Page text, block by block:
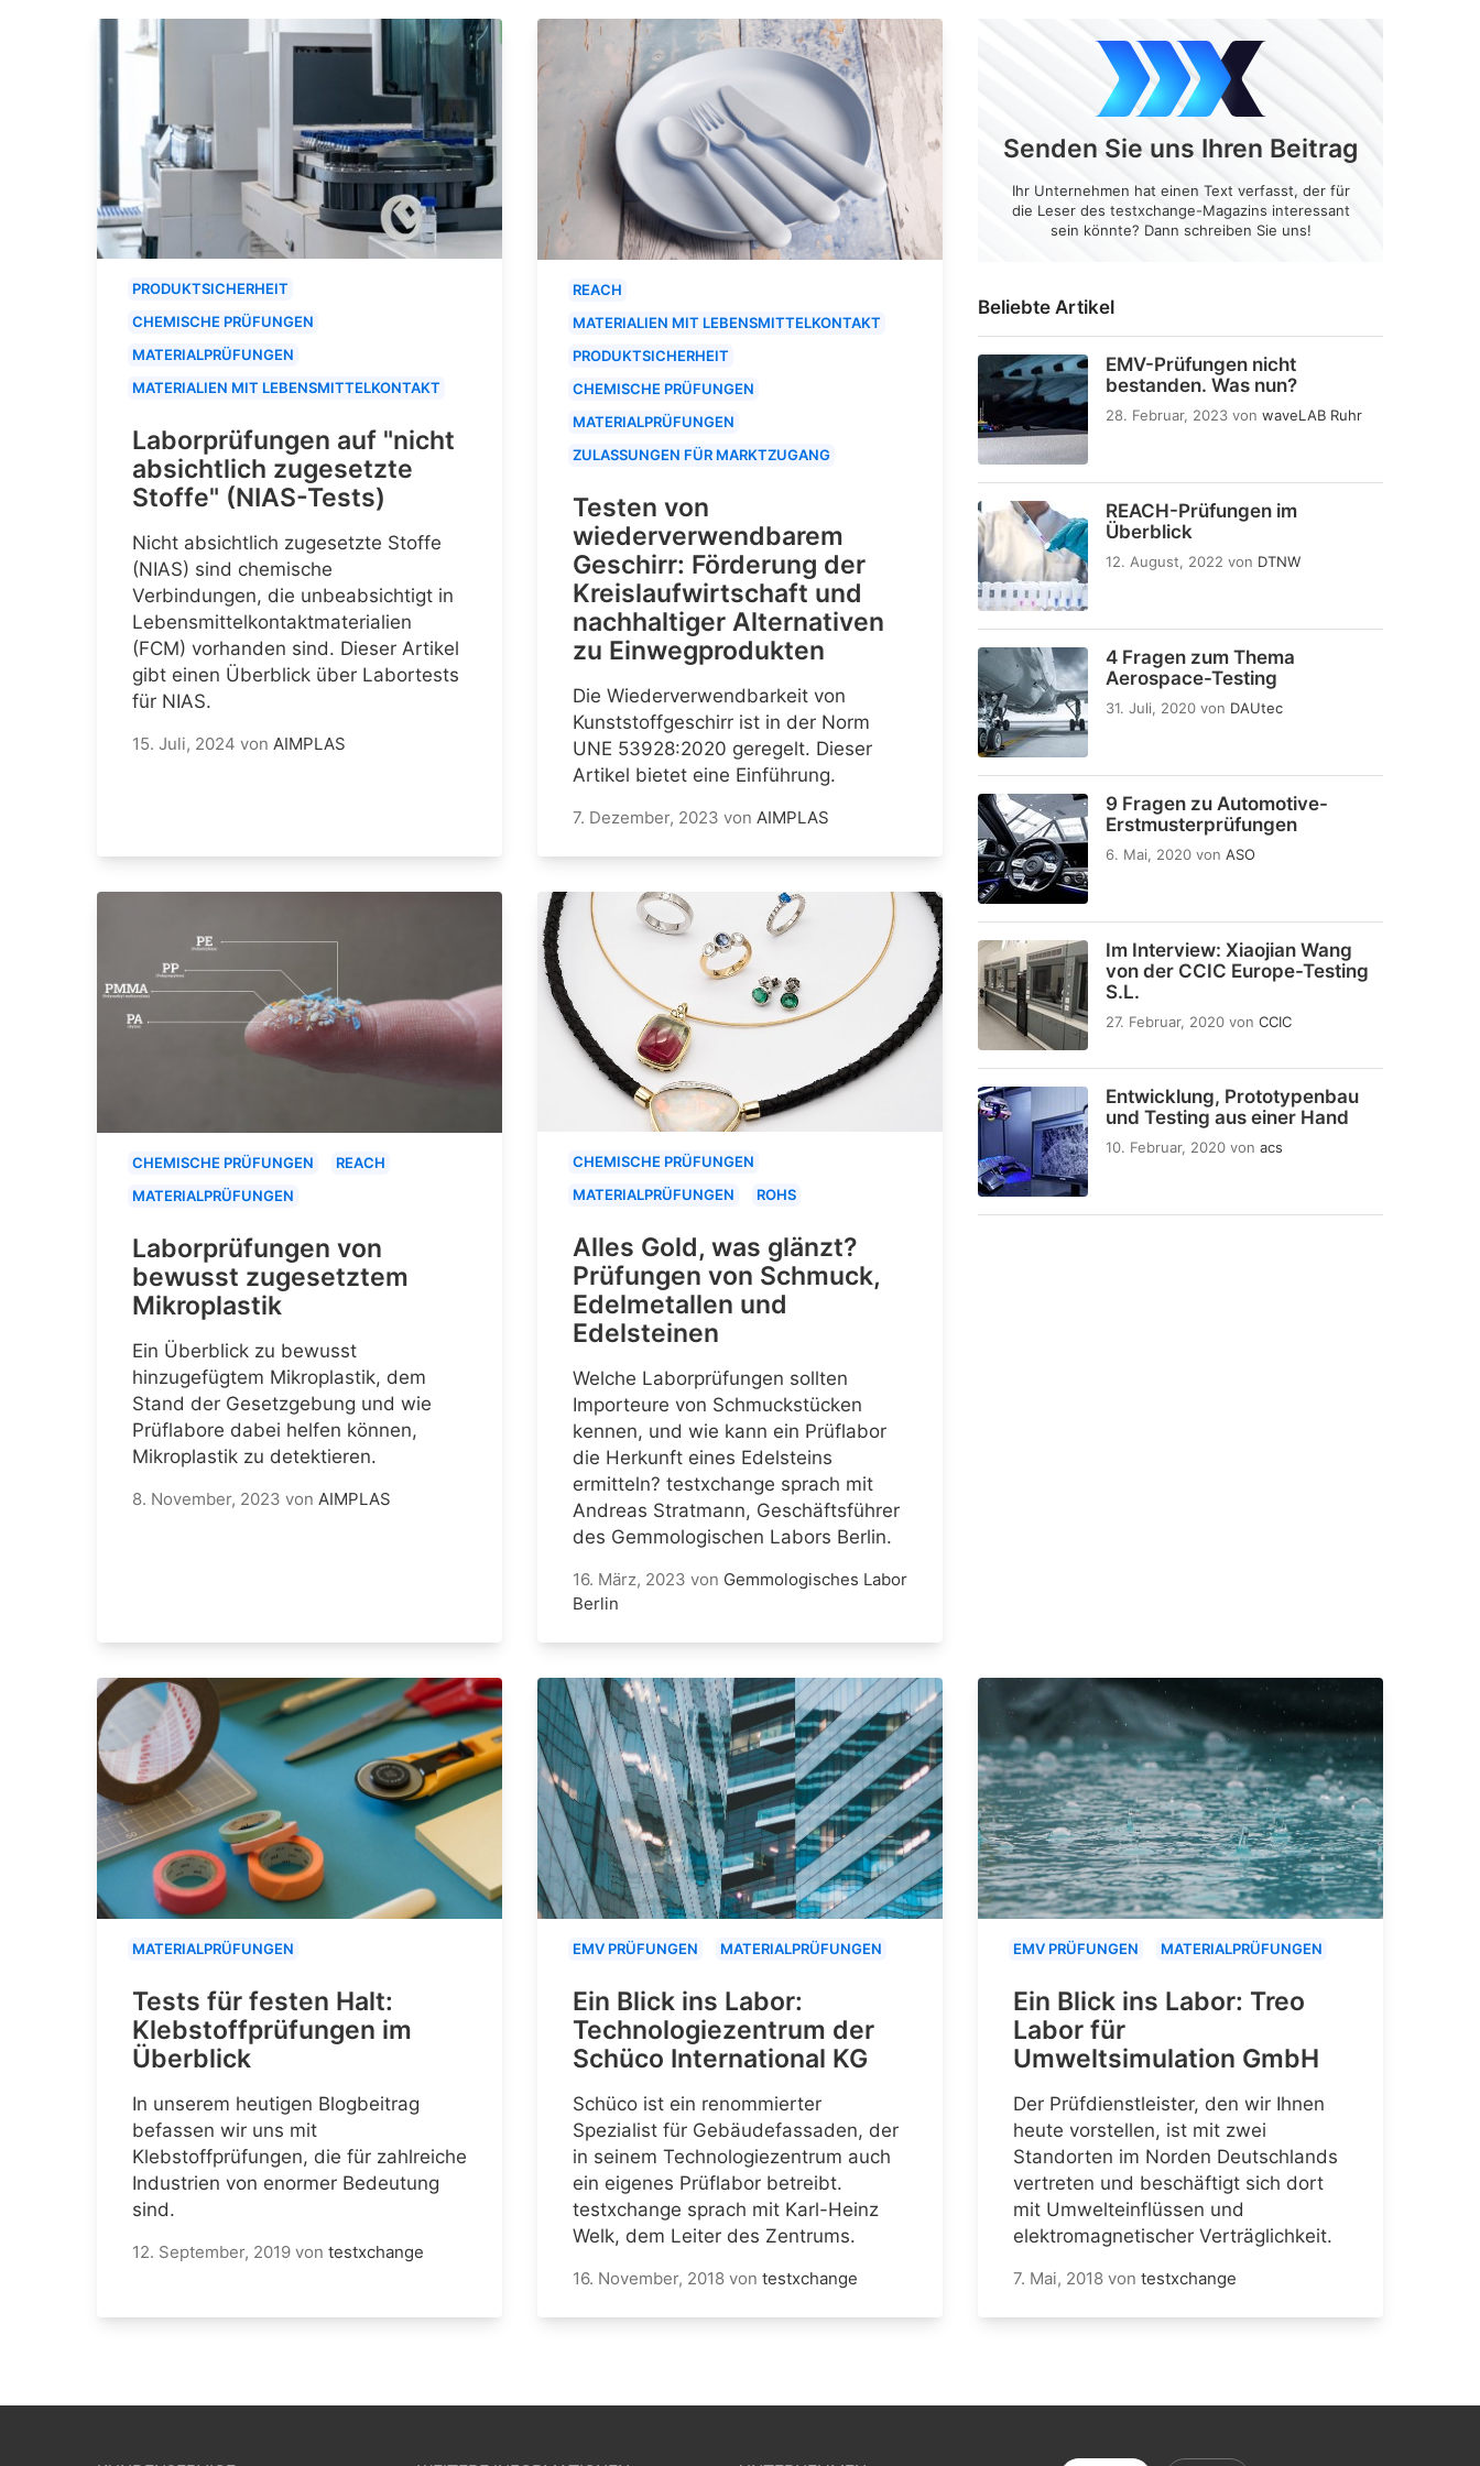
Beliebte Artikel
EMV-Prüfungen nicht
bestanden. Was nun?
28. Februar, 2023 von waveLAB Ruhr
REACH-Prüfungen im
Überblick
12. August, 2022 von DTNW
4 Fragen zum Thema
Aerospace-Testing
31. Juli, 2020 von DAUtec
9 Fragen zu Automotive-
Erstmusterprüfungen
6. Mai, 2020 von ASO
Im Interview: Xiaojian Wang
von der CCIC Europe-Testing
S.L.
27. Februar, 2020 von CCIC
Entwicklung, Prototypenbau
und Testing aus einer Hand
10. Februar, 2020 von acs
Senden Sie uns Ihren Beitrag
Ihr Unternehmen hat einen Text verfasst, der für
die Leser des testxchange-Magazins interessant
sein könnte? Dann schreiben Sie uns!
PRODUKTSICHERHEIT
CHEMISCHE PRÜFUNGEN
MATERIALPRÜFUNGEN
MATERIALIEN MIT LEBENSMITTELKONTAKT
Laborprüfungen auf "nicht
absichtlich zugesetzte
Stoffe" (NIAS-Tests)
Nicht absichtlich zugesetzte Stoffe
(NIAS) sind chemische
Verbindungen, die unbeabsichtigt in
Lebensmittelkontaktmaterialien
(FCM) vorhanden sind. Dieser Artikel
gibt einen Überblick über Labortests
für NIAS.
15. Juli, 2024 von AIMPLAS
REACH
MATERIALIEN MIT LEBENSMITTELKONTAKT
PRODUKTSICHERHEIT
CHEMISCHE PRÜFUNGEN
MATERIALPRÜFUNGEN
ZULASSUNGEN FÜR MARKTZUGANG
Testen von
wiederverwendbarem
Geschirr: Förderung der
Kreislaufwirtschaft und
nachhaltiger Alternativen
zu Einwegprodukten
Die Wiederverwendbarkeit von
Kunststoffgeschirr ist in der Norm
UNE 53928:2020 geregelt. Dieser
Artikel bietet eine Einführung.
7. Dezember, 2023 von AIMPLAS
CHEMISCHE PRÜFUNGEN
REACH
MATERIALPRÜFUNGEN
Laborprüfungen von
bewusst zugesetztem
Mikroplastik
Ein Überblick zu bewusst
hinzugefügtem Mikroplastik, dem
Stand der Gesetzgebung und wie
Prüflabore dabei helfen können,
Mikroplastik zu detektieren.
8. November, 2023 von AIMPLAS
CHEMISCHE PRÜFUNGEN
MATERIALPRÜFUNGEN
ROHS
Alles Gold, was glänzt?
Prüfungen von Schmuck,
Edelmetallen und
Edelsteinen
Welche Laborprüfungen sollten
Importeure von Schmuckstücken
kennen, und wie kann ein Prüflabor
die Herkunft eines Edelsteins
ermitteln? testxchange sprach mit
Andreas Stratmann, Geschäftsführer
des Gemmologischen Labors Berlin.
16. März, 2023 von Gemmologisches Labor
Berlin
MATERIALPRÜFUNGEN
Tests für festen Halt:
Klebstoffprüfungen im
Überblick
In unserem heutigen Blogbeitrag
befassen wir uns mit
Klebstoffprüfungen, die für zahlreiche
Industrien von enormer Bedeutung
sind.
12. September, 2019 von testxchange
EMV PRÜFUNGEN MATERIALPRÜFUNGEN
Ein Blick ins Labor:
Technologiezentrum der
Schüco International KG
Schüco ist ein renommierter
Spezialist für Gebäudefassaden, der
in seinem Technologiezentrum auch
ein eigenes Prüflabor betreibt.
testxchange sprach mit Karl-Heinz
Welk, dem Leiter des Zentrums.
16. November, 2018 von testxchange
EMV PRÜFUNGEN MATERIALPRÜFUNGEN
Ein Blick ins Labor: Treo
Labor für
Umweltsimulation GmbH
Der Prüfdienstleister, den wir Ihnen
heute vorstellen, ist mit zwei
Standorten im Norden Deutschlands
vertreten und beschäftigt sich dort
mit Umwelteinflüssen und
elektromagnetischer Verträglichkeit.
7. Mai, 2018 von testxchange